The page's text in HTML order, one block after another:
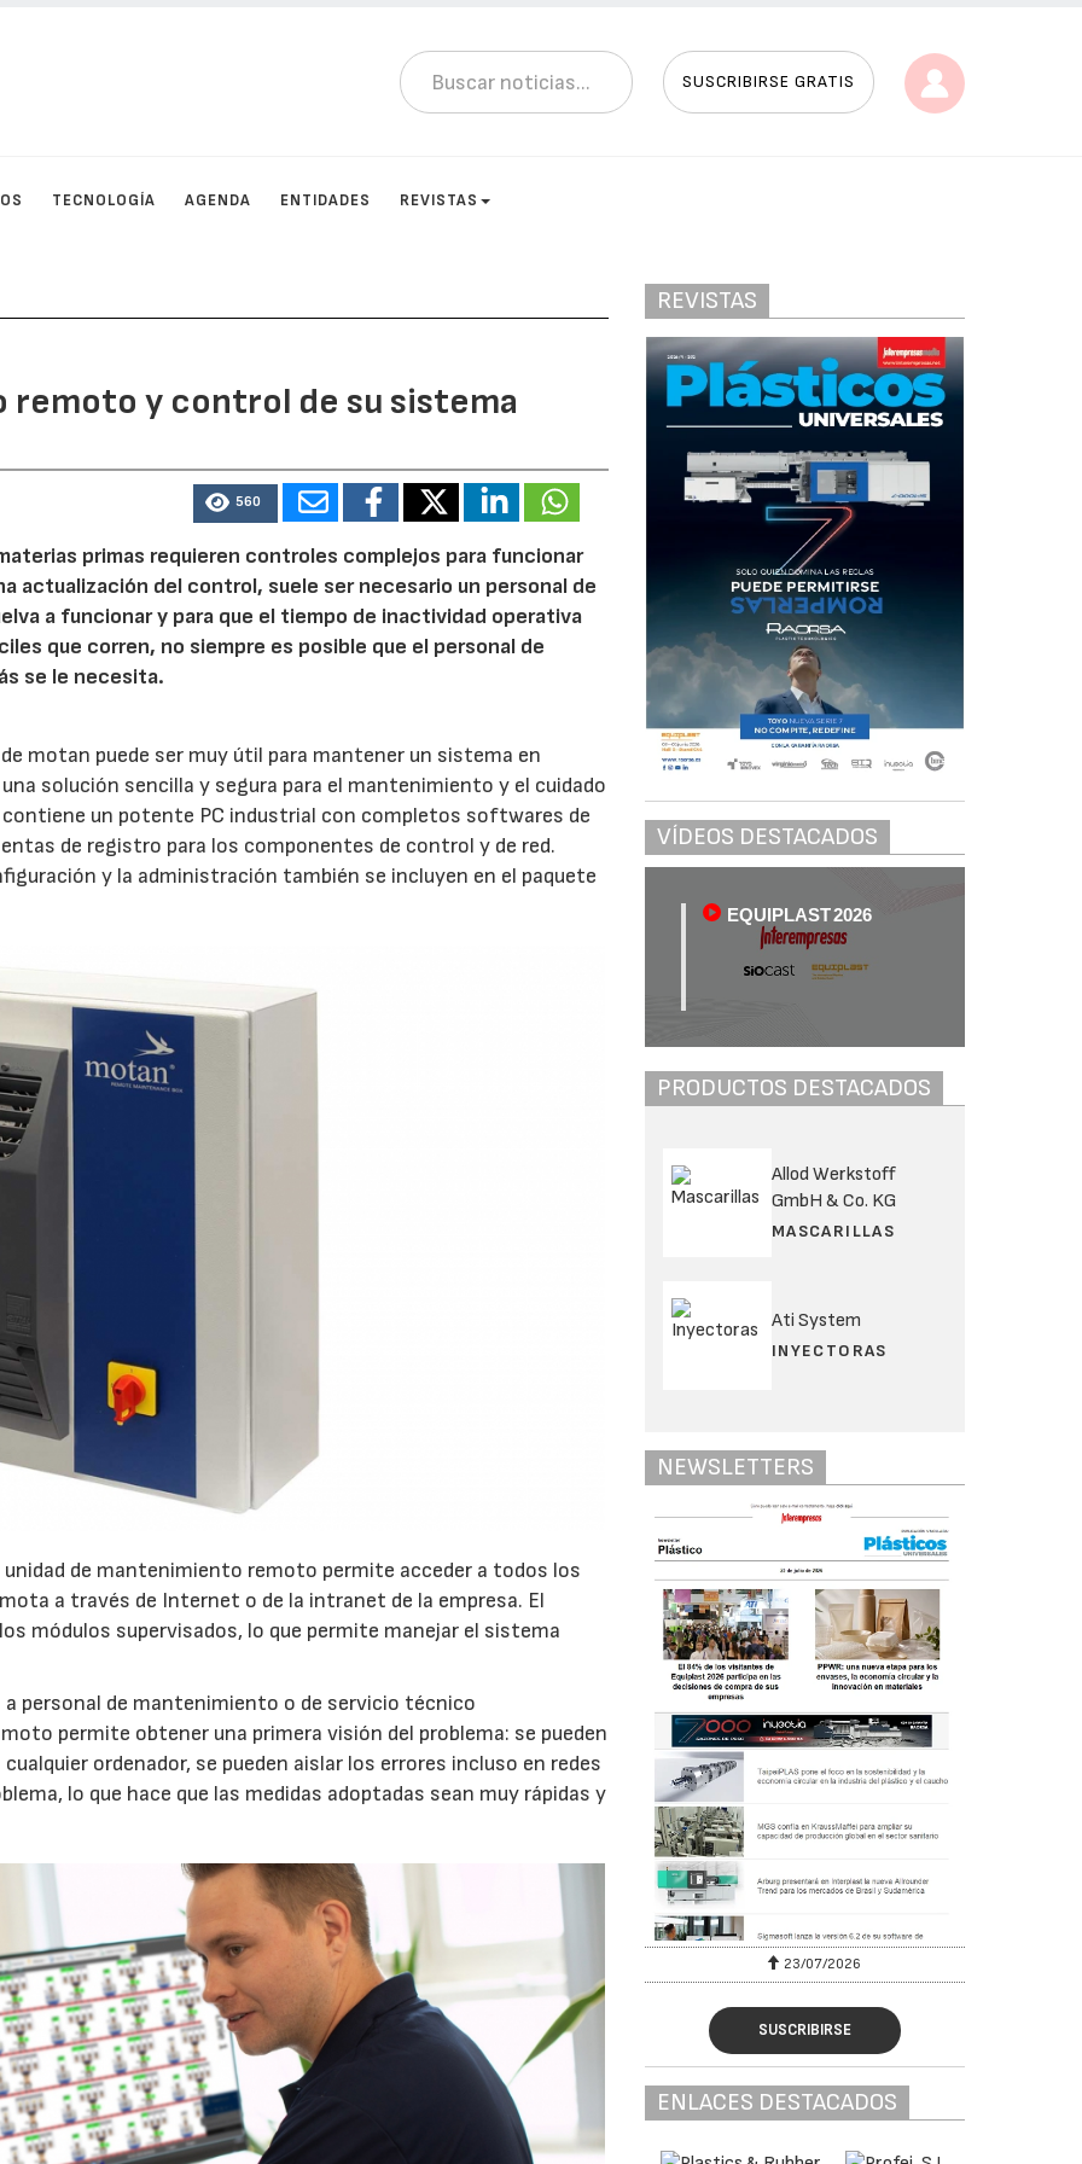
SUSCRIBIRSE GRATIS
TECNOLOGÍA AGENDA ENTIDADES REVISTAS
y control de su sistema
560
primas requieren controles complejos para funcionar
actualización del control, suele ser necesario un personal de
a funcionar y para que el tiempo de inactividad operativa
que corren, no siempre es posible que el personal de
se le necesita.
motan puede ser muy útil para mantener un sistema en
solución sencilla y segura para el mantenimiento y el cuidado
un potente PC industrial con completos softwares de
de registro para los componentes de control y de red.
y la administración también se incluyen en el paquete
de mantenimiento remoto permite acceder a todos los
a través de Internet o de la intranet de la empresa. El
módulos supervisados, lo que permite manejar el sistema
personal de mantenimiento o de servicio técnico
permite obtener una primera visión del problema: se pueden
ordenador, se pueden aislar los errores incluso en redes
lo que hace que las medidas adoptadas sean muy rápidas y
REVISTAS
VÍDEOS DESTACADOS
EQUIPLAST 2026
PRODUCTOS DESTACADOS
Allod Werkstoff
GmbH & Co. KG
MASCARILLAS
Ati System
INYECTORAS
NEWSLETTERS
23/07/2026 23/07/2026
SUSCRIBIRSE
ENLACES DESTACADOS